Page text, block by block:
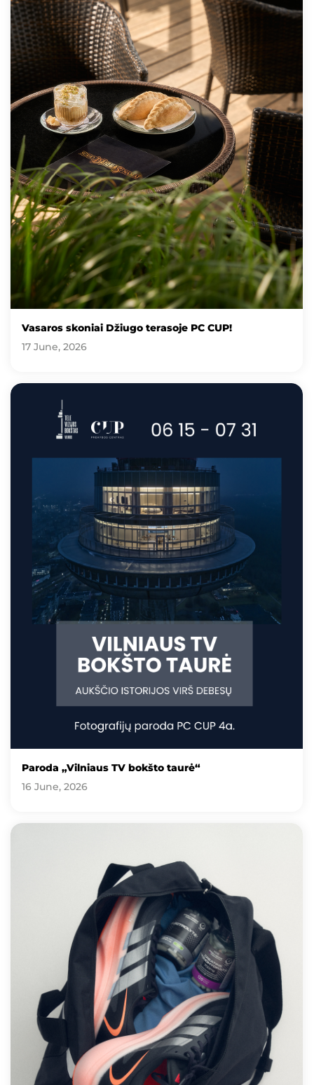
Vasaros skoniai Džiugo terasoje PC CUP!
17 June, 2026
Paroda „Vilniaus TV bokšto taurė“
16 June, 2026